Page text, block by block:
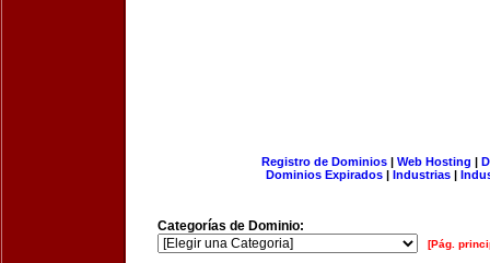
Registro de Dominios| Web Hosting |
Dominios Expirados | Industrias |
Categorías de Dominio:
[Pág.